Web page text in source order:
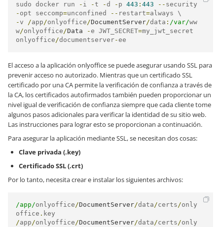
sudo docker run - i -t -d - p 443 : 443 -- security
- opt seccomp=unconfined -- restart=
-v /app/onlyoffice/DocumentServer/data : /var/ww
w/onlyoffice/Data -e JWT_SECRET=my_jwt_secret
onlyoffice/documentserver-ee
El acceso a la aplicación onlyoffice se puede asegurar usando SSL para
prevenir acceso no autorizado. Mientras que un certificado SSL
certificado por una CA permite la verificación de confianza a través de
la CA, los certificados autofirmados también pueden proporcionar un
nivel igual de verificación de confianza siempre que cada cliente tome
algunos pasos adicionales para verificar la identidad de su sitio web.
Las instrucciones para lograr esto se proporcionan a continuación.
Para asegurar la aplicación mediante SSL, se necesitan dos cosas:
Clave privada (.key)
Certificado SSL (.crt)
Por lo tanto, necesita crear e instalar los siguientes archivos:
/app/onlyoffice/DocumentServer/data/certs/only
office .
/app/onlyoffice/DocumentServer/data/certs/only